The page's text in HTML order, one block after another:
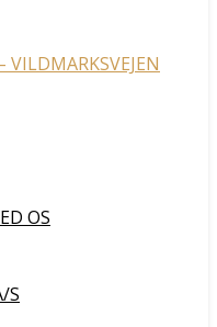
VILDMARKSVEJEN
OS
S